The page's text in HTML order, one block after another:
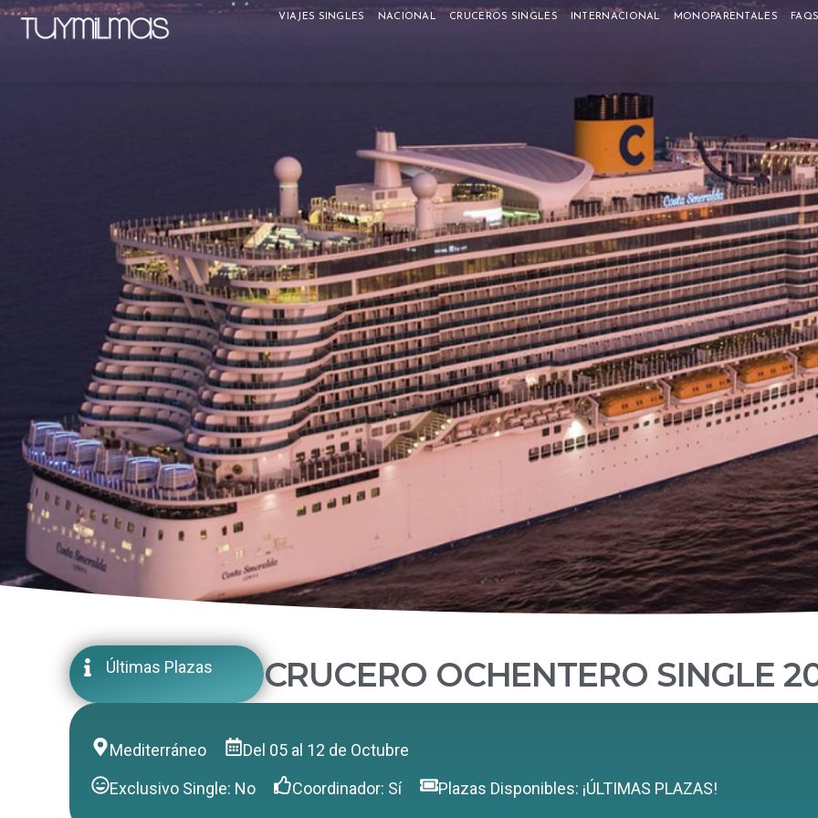
VIAJES SINGLES NACIONAL CRUCEROS SINGLES INTERNACIONAL MONOPARENTALES
Últimas Plazas CRUCERO OCHENTERO SINGLE
Mediterráneo
Del 05 al 12 de Octubre
Exclusivo Single: No
Coordinador: Sí Plazas Disponibles: ¡ÚLTIMAS PLAZAS!